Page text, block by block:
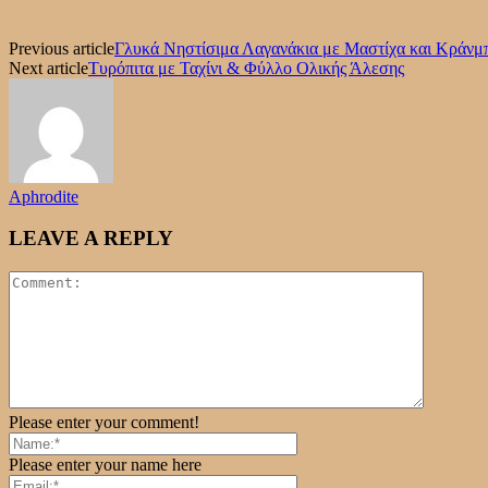
Previous articleΓλυκά Νηστίσιμα Λαγανάκια με Μαστίχα και
Next articleΤυρόπιτα με Ταχίνι & Φύλλο Ολικής Άλεσης
Aphrodite
LEAVE A REPLY
Please enter your comment!
Please enter your name here